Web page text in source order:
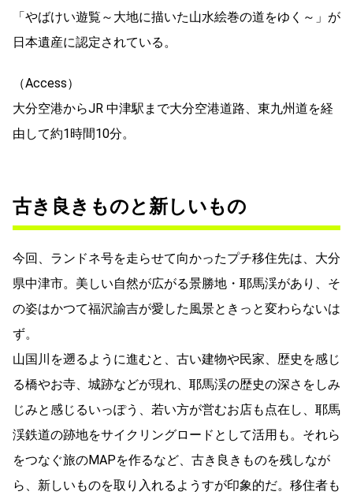
「やばけい遊覧～大地に描いた山水絵巻の道をゆく～」が
日本遺産に認定されている。
（Access）
大分空港からJR 中津駅まで大分空港道路、東九州道を経
由して約1時間10分。
古き良きものと新しいもの
今回、ランドネ号を走らせて向かったプチ移住先は、大分
県中津市。美しい自然が広がる景勝地・耶馬渓があり、そ
の姿はかつて福沢諭吉が愛した風景ときっと変わらないは
ず。
山国川を遡るように進むと、古い建物や民家、歴史を感じ
る橋やお寺、城跡などが現れ、耶馬渓の歴史の深さをしみ
じみと感じるいっぽう、若い方が営むお店も点在し、耶馬
渓鉄道の跡地をサイクリングロードとして活用も。それら
をつなぐ旅のMAPを作るなど、古き良きものを残しなが
ら、新しいものを取り入れるようすが印象的だ。移住者も